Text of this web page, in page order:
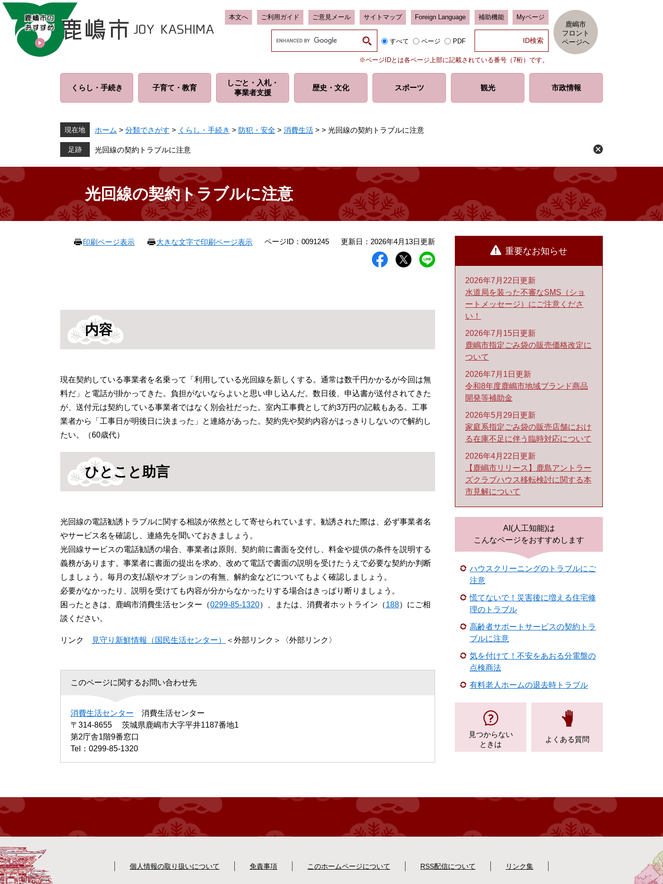
ペ
メ
本文へ ご利用ガイド ご意見メール サイトマップ Foreign Language 補助機能 Myページ
ム
すべて ページ PDF
※ページIDとは各ページ上部に記載されている番号（7桁）です。
鹿嶋市
フロント
ページへ
くらし・ 手続き 子育て・ 教育
しごと・入札・
事業者支援
歴史・ 文化 スポーツ 観光 市政情報
現在地 ホーム > 分類でさがす > くらし・手続き > 防犯・安全 > 消費生活 > > 光回線の契約トラブルに注意
光回線の契約トラブルに注意
光回線の契約トラブルに注意
印刷ページ表示 大きな文字で印刷ページ表示 ページID：0091245 更新日：2026年4月13日更新
内容
現在契約している事業者を名乗って「利用している光回線を新しくする。通常は数千円かかるが今回は無
料だ」と電話が掛かってきた。負担がないならよいと思い申し込んだ。数日後、申込書が送付されてきた
が、送付元は契約している事業者ではなく別会社だった。室内工事費として約3万円の記載もある。工事
業者から「工事日が明後日に決まった」と連絡があった。契約先や契約内容がはっきりしないので解約し
たい。（60歳代）
ひとこと助言
光回線の電話勧誘トラブルに関する相談が依然として寄せられています。勧誘された際は、必ず事業者名
やサービス名を確認し、連絡先を聞いておきましょう。
光回線サービスの電話勧誘の場合、事業者は原則、契約前に書面を交付し、料金や提供の条件を説明する
義務があります。事業者に書面の提出を求め、改めて電話で書面の説明を受けたうえで必要な契約か判断
しましょう。毎月の支払額やオプションの有無、解約金などについてもよく確認しましょう。
必要がなかったり、説明を受けても内容が分からなかったりする場合はきっぱり断りましょう。
困ったときは、鹿嶋市消費生活センター（0299-85-1320）、または、消費者ホットライン（188）にご相
談ください。
リンク 見守り新鮮情報（国民生活センター） ＜外部リンク＞ 〈外部リンク〉
このページに関するお問い合わせ先
消費生活センター
消費生活センター
〒314-8655
茨城県鹿嶋市大字平井1187番地1
第2庁舎1階9番窓口
Tel：0299-85-1320
重要なお知らせ
2026年7月22日更新
水道局を装った不審なSMS（ショ
ートメッセージ）にご注意くださ
い！
2026年7月15日更新
鹿嶋市指定ごみ袋の販売価格改定に
ついて
2026年7月1日更新
令和8年度鹿嶋市地域ブランド商品
開発等補助金
2026年5月29日更新
家庭系指定ごみ袋の販売店舗におけ
る在庫不足に伴う臨時対応について
2026年4月22日更新
【鹿嶋市リリース】鹿島アントラー
ズクラブハウス移転検討に関する本
市見解について
AI(人工知能)は
こんなページをおすすめします
ハウスクリーニングのトラブルにご
注意
慌てないで！災害後に増える住宅修
理のトラブル
高齢者サポートサービスの契約トラ
ブルに注意
気を付けて！不安をあおる分電盤の
点検商法
有料老人ホームの退去時トラブル
見つからない
ときは
よくある質問
個人情報の取り扱いについて 免責事項 このホームページについて RSS配信について リンク集